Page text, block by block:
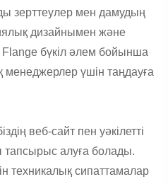
зерттеулер мен дамудың
дизайнымен және
бүкіл әлем бойынша
үшін таңдауға
веб-сайт пен уәкілетті
тапсырыс алуға болады.
техникалық сипаттамалар